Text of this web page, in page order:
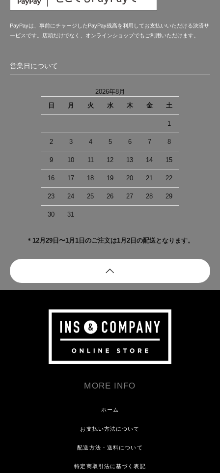
PayPayは、事前にチャージしたPayPay残高を利用してお支払いいただける決済サ
ービスです。店頭だけでなく、オンラインショップでもご利用いただけます。
営業日について
2026年8月
日
月 火 水 木 金 土
1
2 3 4 5 6 7 8
9 10 11 12 13 14 15
16 17 18 19 20 21 22
23 24 25 26 27 28 29
30 31
＊12月29日〜1月1日のご注文は1月2日の配送となります。
MORE INFO
ホーム
お支払い方法について
配送方法・送料について
特定商取引法に基づく表記